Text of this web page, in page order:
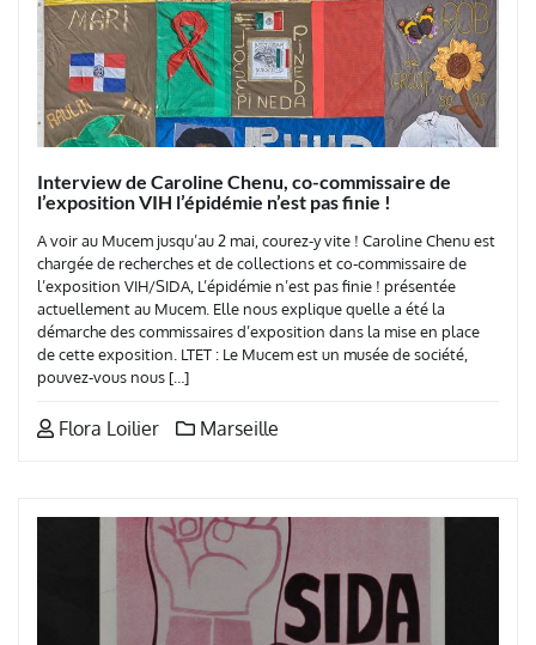
Interview de Caroline Chenu, co-commissaire de
l’exposition VIH l’épidémie n’est pas finie !
A voir au Mucem jusqu’au 2 mai, courez-y vite ! Caroline Chenu est
chargée de recherches et de collections et co-commissaire de
l’exposition VIH/SIDA, L’épidémie n’est pas finie ! présentée
actuellement au Mucem. Elle nous explique quelle a été la
démarche des commissaires d’exposition dans la mise en place
de cette exposition. LTET : Le Mucem est un musée de société,
pouvez-vous nous […]
Flora Loilier Marseille